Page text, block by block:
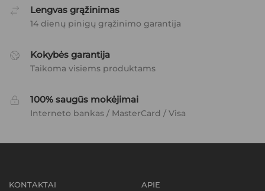
Lengvas grąžinimas
14 dienų pinigų grąžinimo garantija
Kokybės garantija
Taikoma visiems produktams
100% saugūs mokėjimai
Interneto bankas / MasterCard / Visa
KONTAKTAI APIE